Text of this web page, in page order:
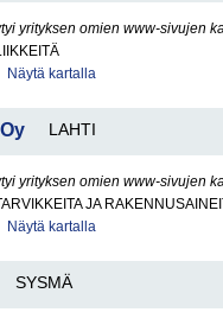
yrityksen omien www-sivujen
Näytä kartalla
LAHTI
yrityksen omien www-sivujen
JA
Näytä kartalla
SYSMÄ